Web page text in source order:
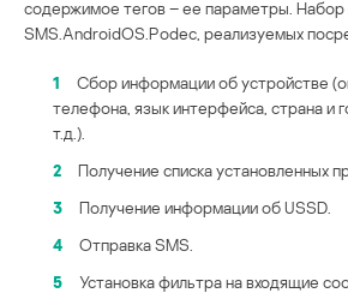
содержимое тегов – ее параметры.
SMS.AndroidOS.Podec, реализуемых
1
Сбор информации об устройстве
телефона, язык интерфейса, страна и
т.д.).
2
Получение списка установленных
3
Получение информации об USSD.
4
Отправка SMS.
5
Установка фильтра на входящие